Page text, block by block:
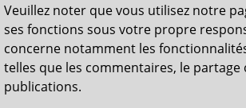
Veuillez noter que vous utilisez notre
ses fonctions sous votre propre
concerne notamment les
telles que les commentaires, le partage
publications.